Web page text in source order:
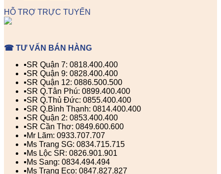
HỖ TRỢ TRỰC TUYẾN
☎ TƯ VẤN BÁN HÀNG
▪️SR Quận 7: 0818.400.400
▪️SR Quận 9: 0828.400.400
▪️SR Quận 12: 0886.500.500
▪️SR Q.Tân Phú: 0899.400.400
▪️SR Q.Thủ Đức: 0855.400.400
▪️SR Q.Bình Thạnh: 0814.400.400
▪️SR Quận 2: 0853.400.400
▪️SR Cần Thơ: 0849.600.600
▪️Mr Lãm: 0933.707.707
▪️Ms Trang SG: 0834.715.715
▪️Ms Lộc SR: 0826.901.901
▪️Ms Sang: 0834.494.494
▪️Ms Trang Eco: 0847.827.827